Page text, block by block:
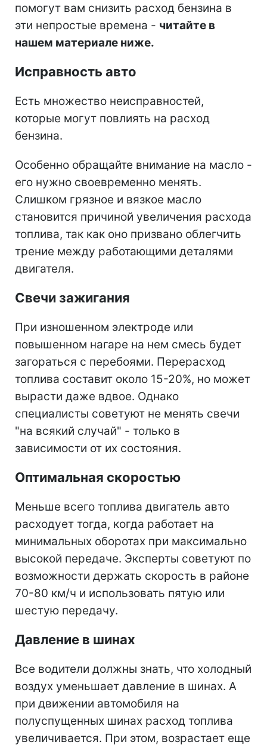
помогут вам снизить расход бензина в
эти непростые времена - читайте в
нашем материале ниже.
Исправность авто
Есть множество неисправностей,
которые могут повлиять на расход
бензина.
Особенно обращайте внимание на масло -
его нужно своевременно менять.
Слишком грязное и вязкое масло
становится причиной увеличения расхода
топлива, так как оно призвано облегчить
трение между работающими деталями
двигателя.
Свечи зажигания
При изношенном электроде или
повышенном нагаре на нем смесь будет
загораться с перебоями. Перерасход
топлива составит около 15-20%, но может
вырасти даже вдвое. Однако
специалисты советуют не менять свечи
"на всякий случай" - только в
зависимости от их состояния.
Оптимальная скоростью
Меньше всего топлива двигатель авто
расходует тогда, когда работает на
минимальных оборотах при максимально
высокой передаче. Эксперты советуют по
возможности держать скорость в районе
70-80 км/ч и использовать пятую или
шестую передачу.
Давление в шинах
Все водители должны знать, что холодный
воздух уменьшает давление в шинах. А
при движении автомобиля на
полуспущенных шинах расход топлива
увеличивается. При этом, возрастает еще